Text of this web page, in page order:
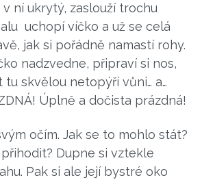
ní ukrytý, zaslouží trochu
uchopí víčko a už se celá
jak si pořádně namastí rohy.
nadzvedne, připraví si nos,
tu skvělou netopýří vůni… a…
Úplně a dočista prázdná!
očím. Jak se to mohlo stát?
Dupne si vztekle
Pak si ale její bystré oko